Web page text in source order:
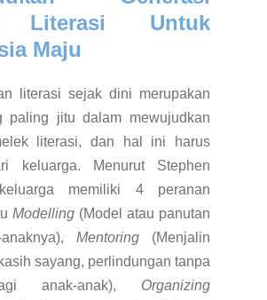
Literasi Untuk
Maju
literasi sejak dini merupakan
paling jitu dalam mewujudkan
literasi, dan hal ini harus
keluarga. Menurut Stephen
memiliki 4 peranan
Modelling (Model atau panutan
Mentoring (Menjalin
sayang, perlindungan tanpa
anak-anak), Organizing